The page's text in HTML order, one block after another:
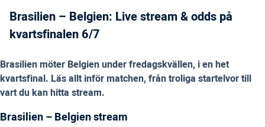
Brasilien – Belgien: Live stream & odds på
kvartsfinalen 6/7
Brasilien möter Belgien under fredagskvällen, i en het
kvartsfinal. Läs allt inför matchen, från troliga startelvor till
vart du kan hitta stream.
Brasilien – Belgien stream